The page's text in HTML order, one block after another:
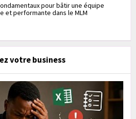
pour bâtir une équipe
et performante dans le MLM
votre business